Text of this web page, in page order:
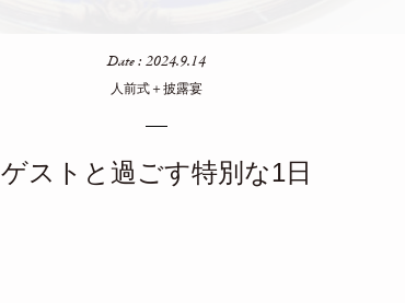
Date : 2024.9.14
人前式＋披露宴
ゲストと過ごす特別な1日